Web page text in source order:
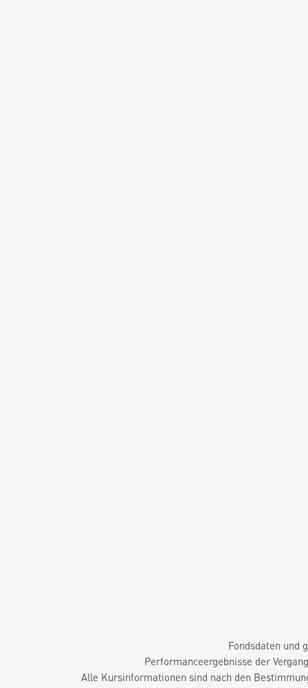
Fondsdaten und
Performanceergebnisse der
Alle Kursinformationen sind nach den